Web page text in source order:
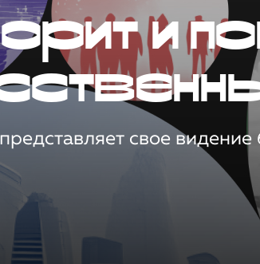
и
свое